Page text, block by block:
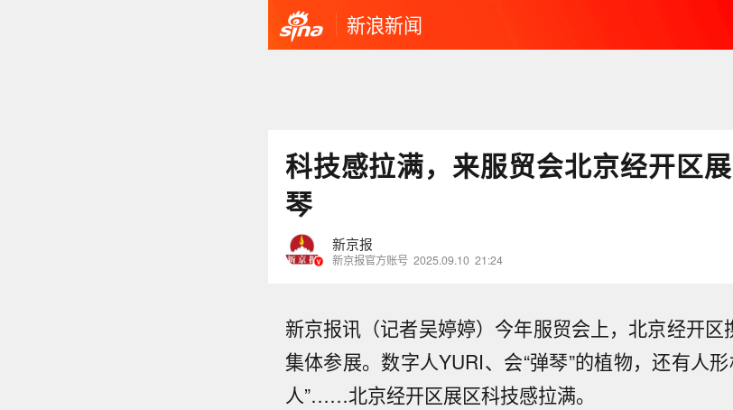
新浪新闻
科技感拉满，来服贸会北京经开区
琴
新京报
新京报官方账号 2025.09.10 21:24
新京报讯（记者吴婷婷）今年服贸会上，北京经开
集体参展。数字人YURI、会“弹琴”的植物，还有人
人”……北京经开区展区科技感拉满。